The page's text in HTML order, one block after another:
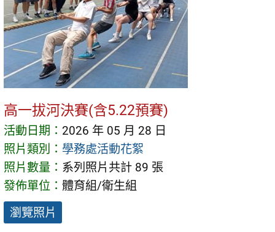
高一拔河決賽(含5.22預賽)
活動日期： 2026 年 05 月 28 日
照片類別： 學務處活動花絮
照片數量： 系列照片共計 89 張
發佈單位： 體育組/衛生組
瀏覽照片